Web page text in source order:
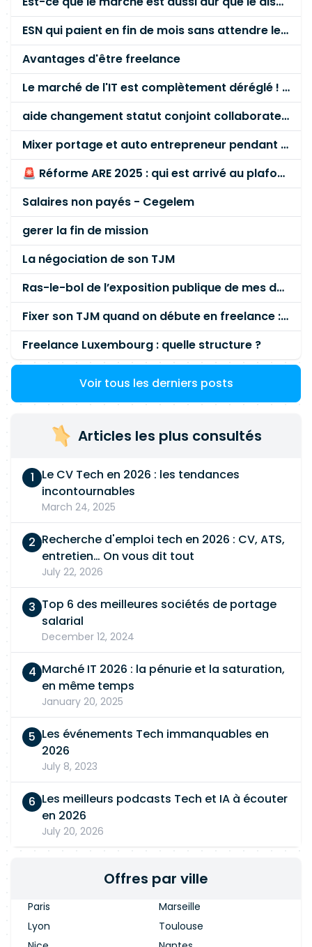
ESN qui paient en fin de mois sans attendre le paiement client ?
Avantages d'être freelance
Le marché de l'IT est complètement déréglé ! STOP à cette mascarade ! Il faut s'unir et résister !
aide changement statut conjoint collaborateur
Mixer portage et auto entrepreneur pendant des années - quel risque ?
🚨 Réforme ARE 2025 : qui est arrivé au plafond des 60 % en gardant son entreprise ?
Salaires non payés - Cegelem
gerer la fin de mission
La négociation de son TJM
Ras-le-bol de l’exposition publique de mes données personnelles liées à mon entreprise
Fixer son TJM quand on débute en freelance : la méthode mathématique (et pas au feeling) 🛑
Freelance Luxembourg : quelle structure ?
Voir tous les derniers posts
Articles les plus consultés
Le CV Tech en 2026 : les tendances
incontournables
March 24, 2025
Recherche d'emploi tech en 2026 : CV, ATS,
entretien… On vous dit tout
July 22, 2026
Top 6 des meilleures sociétés de portage
salarial
December 12, 2024
Marché IT 2026 : la pénurie et la saturation,
en même temps
January 20, 2025
Les événements Tech immanquables en
2026
July 8, 2023
Les meilleurs podcasts Tech et IA à écouter
en 2026
July 20, 2026
Offres par ville
Paris
Marseille
Lyon
Toulouse